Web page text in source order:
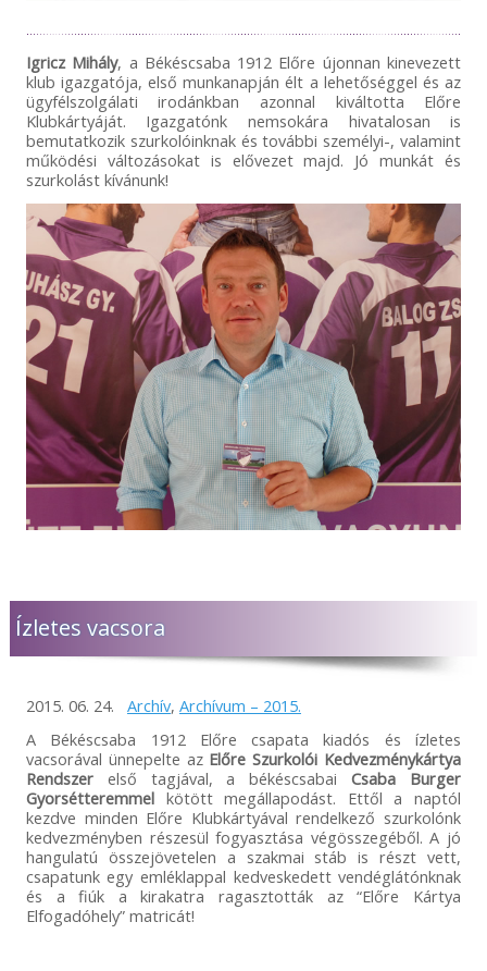
Igricz Mihály, a Békéscsaba 1912 Előre újonnan kinevezett
klub igazgatója, első munkanapján élt a lehetőséggel és az
ügyfélszolgálati irodánkban azonnal kiváltotta Előre
Klubkártyáját. Igazgatónk nemsokára hivatalosan is
bemutatkozik szurkolóinknak és további személyi-, valamint
működési változásokat is elővezet majd. Jó munkát és
szurkolást kívánunk!
Ízletes vacsora
2015. 06. 24. Archív, Archívum – 2015.
A Békéscsaba 1912 Előre csapata kiadós és ízletes
vacsorával ünnepelte az Előre Szurkolói Kedvezménykártya
Rendszerelső tagjával, a békéscsabaiCsaba Burger
Gyorsétteremmelkötött megállapodást. Ettől a naptól
kezdve minden Előre Klubkártyával rendelkező szurkolónk
kedvezményben részesül fogyasztása végösszegéből. A jó
hangulatú összejövetelen a szakmai stáb is részt vett,
csapatunk egy emléklappal kedveskedett vendéglátónknak
és a fiúk a kirakatra ragasztották az “Előre Kártya
Elfogadóhely” matricát!